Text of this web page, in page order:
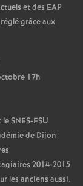
et des EAP
grâce aux
17h
SNES-FSU
de Dijon
2014-2015
les anciens aussi.